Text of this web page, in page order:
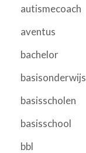
autismecoach
aventus
bachelor
basisonderwijs
basisscholen
basisschool
bbl